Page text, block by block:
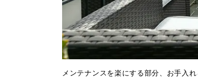
メンテナンスを楽にする部分、お手入